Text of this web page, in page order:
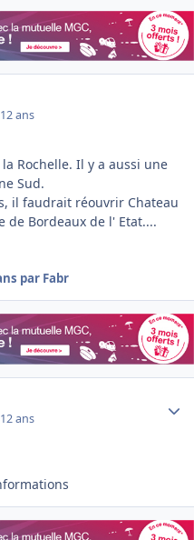
12 ans
Rochelle. Il y a aussi une
Sud.
il faudrait réouvrir Chateau
de Bordeaux de l' Etat....
par Fabr
12 ans